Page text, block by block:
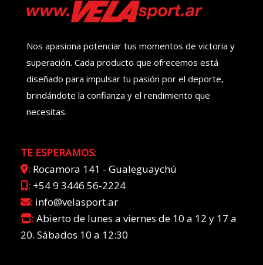
Nos apasiona potenciar tus momentos de victoria y
superación. Cada producto que ofrecemos está
diseñado para impulsar tu pasión por el deporte,
brindándote la confianza y el rendimiento que
necesitas.
TE ESPERAMOS:
: Rocamora 141 - Gualeguaychú
: +54 9 3446 56-2224
: info@velasport.ar
:Abierto de lunes a viernes de 10 a 12 y 17 a
20. Sábados 10 a 12:30